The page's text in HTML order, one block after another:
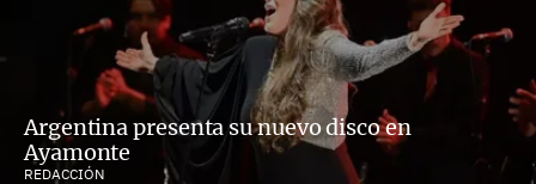
Argentina presenta su nuevo disco en
Ayamonte
REDACCIÓN